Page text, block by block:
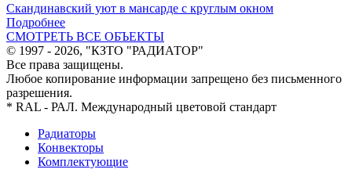
Скандинавский уют в мансарде с круглым окном
Подробнее
СМОТРЕТЬ ВСЕ ОБЪЕКТЫ
© 1997 - 2026, "КЗТО "РАДИАТОР"
Все права защищены.
Любое копирование информации запрещено без письменного
разрешения.
* RAL - РАЛ. Международный цветовой стандарт
Радиаторы
Конвекторы
Комплектующие